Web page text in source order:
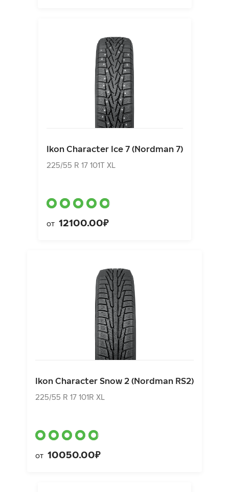
Ikon Character Ice 7 (Nordman 7)
225/55 R 17 101T XL
от 12100.00₽
Ikon Character Snow 2 (Nordman RS2)
225/55 R 17 101R XL
от 10050.00₽
Ikon Character Ice 7 (Nordman 7)
225/55 R 17 101T XL
от12100.00₽
Ikon Character Snow 2 (Nordman RS2)
225/55 R 17 101R XL
от10050.00₽